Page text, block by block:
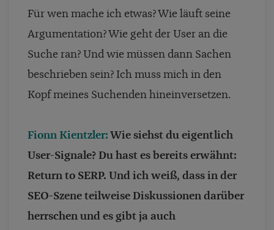
Für wen mache ich etwas? Wie läuft seine
Argumentation? Wie geht der User an die
Suche ran? Und wie müssen dann Sachen
beschrieben sein? Ich muss mich in den
Kopf meines Suchenden hineinversetzen.
Fionn Kientzler: Wie siehst du eigentlich
User-Signale? Du hast es bereits erwähnt:
Return to SERP. Und ich weiß, dass in der
SEO-Szene teilweise Diskussionen darüber
herrschen und es gibt ja auch